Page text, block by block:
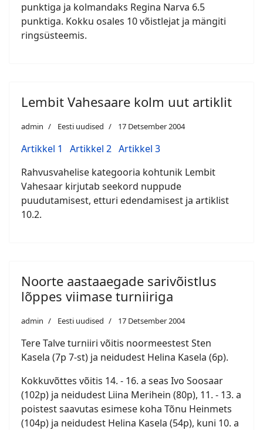
punktiga ja kolmandaks Regina Narva 6.5
punktiga. Kokku osales 10 võistlejat ja mängiti
ringsüsteemis.
Lembit Vahesaare kolm uut artiklit
admin Eesti uudised 17 Detsember 2004
Artikkel 1 Artikkel 2 Artikkel 3
Rahvusvahelise kategooria kohtunik Lembit
Vahesaar kirjutab seekord nuppude
puudutamisest, etturi edendamisest ja artiklist
10.2.
Noorte aastaaegade sarivõistlus
lõppes viimase turniiriga
admin Eesti uudised 17 Detsember 2004
Tere Talve turniiri võitis noormeestest Sten
Kasela (7p 7-st) ja neidudest Helina Kasela (6p).
Kokkuvõttes võitis 14. - 16. a seas Ivo Soosaar
(102p) ja neidudest Liina Merihein (80p), 11. - 13. a
poistest saavutas esimese koha Tõnu Heinmets
(104p) ja neidudest Helina Kasela (54p), kuni 10. a